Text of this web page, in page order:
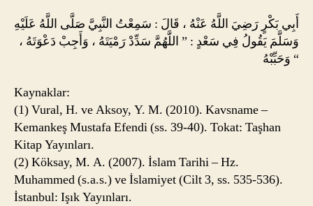
أَبِي بَكْرٍ رَضِيَ اللَّهُ عَنْهُ ، قَالَ : سَمِعْتُ النَّبِيَّ صَلَّى اللَّهُ عَلَيْهِ
وَسَلَّمَ يَقُولُ فِي سَعْدٍ : ” اللَّهُمَّ سَدِّدْ رَمْيَتَهُ ، وَأَجِبْ دَعْوَتَهُ ،
وَحَبِّبْهُ “
Kaynaklar:
(1) Vural, H. ve Aksoy, Y. M. (2010). Kavsname –
Kemankeş Mustafa Efendi (ss. 39-40). Tokat: Taşhan
Kitap Yayınları.
(2) Köksay, M. A. (2007). İslam Tarihi – Hz.
Muhammed (s.a.s.) ve İslamiyet (Cilt 3, ss. 535-536).
İstanbul: Işık Yayınları.